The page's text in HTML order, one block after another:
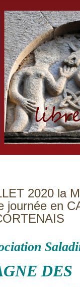
2020 la
journée en
DES